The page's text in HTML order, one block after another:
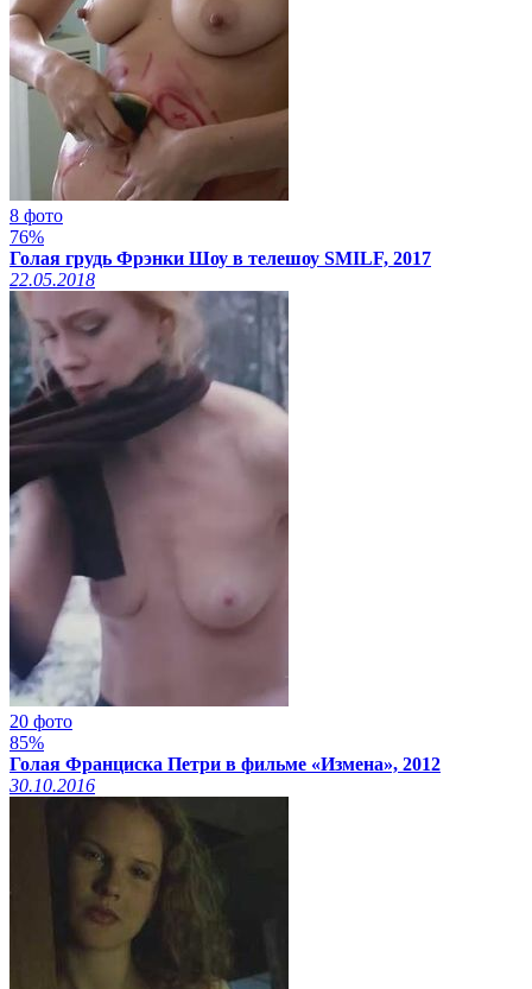
8 фото
76%
Голая грудь Фрэнки Шоу в телешоу SMILF, 2017
22.05.2018
20 фото
85%
Голая Франциска Петри в фильме «Измена», 2012
30.10.2016